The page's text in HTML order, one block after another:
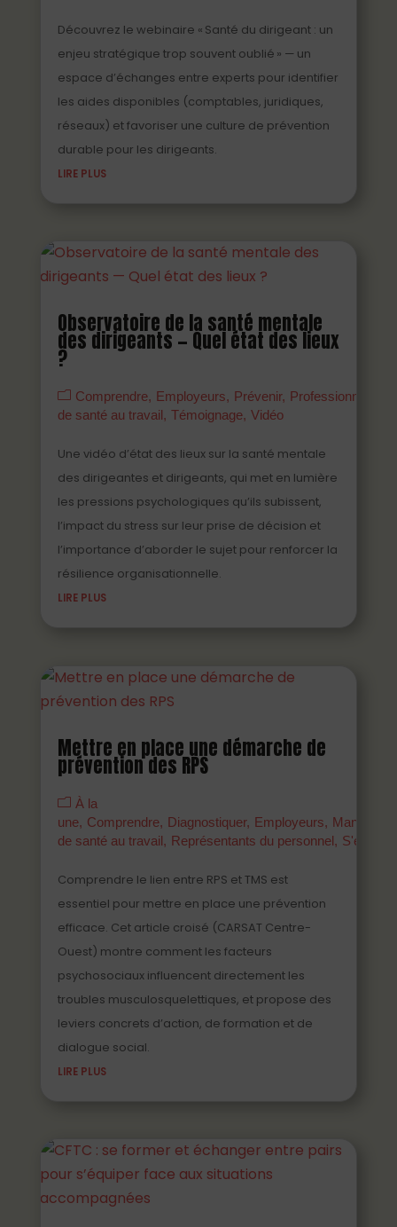
Découvrez le webinaire « Santé du dirigeant : un
enjeu stratégique trop souvent oublié » — un
espace d’échanges entre experts pour identifier
les aides disponibles (comptables, juridiques,
réseaux) et favoriser une culture de prévention
durable pour les dirigeants.
LIRE PLUS
Observatoire de la santé mentale
des dirigeants — Quel état des lieux
?
Comprendre Employeurs Prévenir
Professionnels
de santé au travail Témoignage Vidéo
Une vidéo d’état des lieux sur la santé mentale
des dirigeantes et dirigeants, qui met en lumière
les pressions psychologiques qu’ils subissent,
l’impact du stress sur leur prise de décision et
l’importance d’aborder le sujet pour renforcer la
résilience organisationnelle.
LIRE PLUS
Mettre en place une démarche de
prévention des RPS
À la
une
Comprendre Diagnostiquer Employeurs
Managers
de santé au travail
Représentants du personnel
Comprendre le lien entre RPS et TMS est
essentiel pour mettre en place une prévention
efficace. Cet article croisé (CARSAT Centre-
Ouest) montre comment les facteurs
psychosociaux influencent directement les
troubles musculosquelettiques, et propose des
leviers concrets d’action, de formation et de
dialogue social.
LIRE PLUS